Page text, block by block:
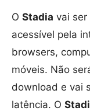
O Stadia vai ser
acessível pela
browsers,
móveis. Não
download e vai
latência. O